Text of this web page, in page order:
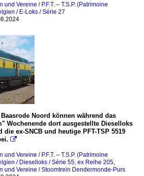
Vereine / P.F.T. – T.S.P. (Patrimoine
/ E-Loks / Série 27
Noord können während das
Wochenende dort ausgestellte Dieselloks
ex-SNCB und heutige PFT-TSP 5519

Vereine / P.F.T. – T.S.P. (Patrimoine
/ Dieselloks / Série 55, ex Reihe 205,
und Vereine / Stoomtrein Dendermonde-Purs